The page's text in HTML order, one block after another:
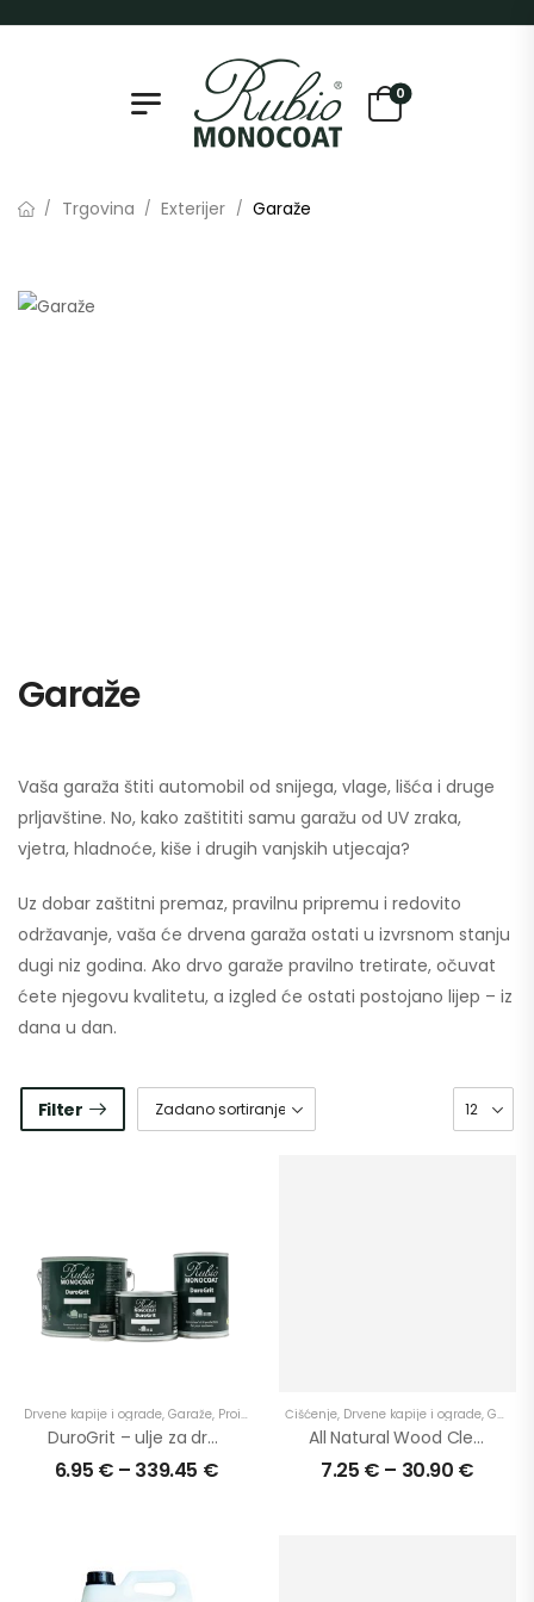
0
/ Trgovina / Exterijer / Garaže
Garaže
Vaša garaža štiti automobil od snijega, vlage, lišća i druge
prljavštine. No, kako zaštititi samu garažu od UV zraka,
vjetra, hladnoće, kiše i drugih vanjskih utjecaja?
Uz dobar zaštitni premaz, pravilnu pripremu i redovito
održavanje, vaša će drvena garaža ostati u izvrsnom stanju
dugi niz godina. Ako drvo garaže pravilno tretirate, očuvat
ćete njegovu kvalitetu, a izgled će ostati postojano lijep – iz
dana u dan.
Filter
Drvene kapije i ograde, Garaže, Proizvodi Terase,U eksterijer,U najtraženije ,U
DuroGrit – ulje za drvo za vanjsku upotrebu
6.95 € – 339.45 €
Čišćenje, Drvene kapije i ograde, Garaže
All Natural Wood Cleaner – dugotrajni učinak
7.25 € – 30.90 €